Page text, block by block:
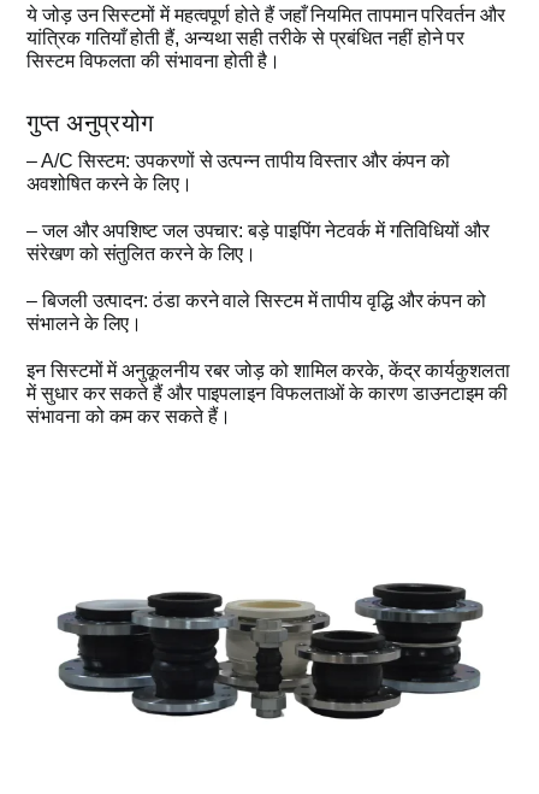
ये जोड़ उन सिस्टमों में महत्वपूर्ण होते हैं जहाँ नियमित तापमान परिवर्तन और
यांत्रिक गतियाँ होती हैं, अन्यथा सही तरीके से प्रबंधित नहीं होने पर
सिस्टम विफलता की संभावना होती है।
गुप्त अनुप्रयोग
– A/C सिस्टम: उपकरणों से उत्पन्न तापीय विस्तार और कंपन को
अवशोषित करने के लिए।
– जल और अपशिष्ट जल उपचार: बड़े पाइपिंग नेटवर्क में गतिविधियों और
संरेखण को संतुलित करने के लिए।
– बिजली उत्पादन: ठंडा करने वाले सिस्टम में तापीय वृद्धि और कंपन को
संभालने के लिए।
इन सिस्टमों में अनुकूलनीय रबर जोड़ को शामिल करके, केंद्र कार्यकुशलता
में सुधार कर सकते हैं और पाइपलाइन विफलताओं के कारण डाउनटाइम की
संभावना को कम कर सकते हैं।